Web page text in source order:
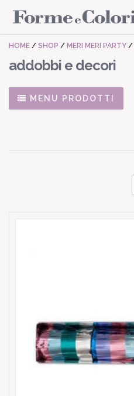
HOME / SHOP / MERI MERI PARTY /
addobbi e decori
MENU PRODOTTI